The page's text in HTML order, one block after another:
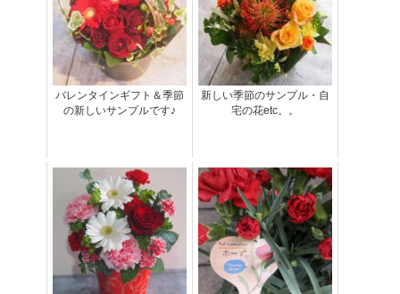
バレンタインギフト＆季節
の新しいサンプルです♪
新しい季節のサンプル・自
宅の花etc。。